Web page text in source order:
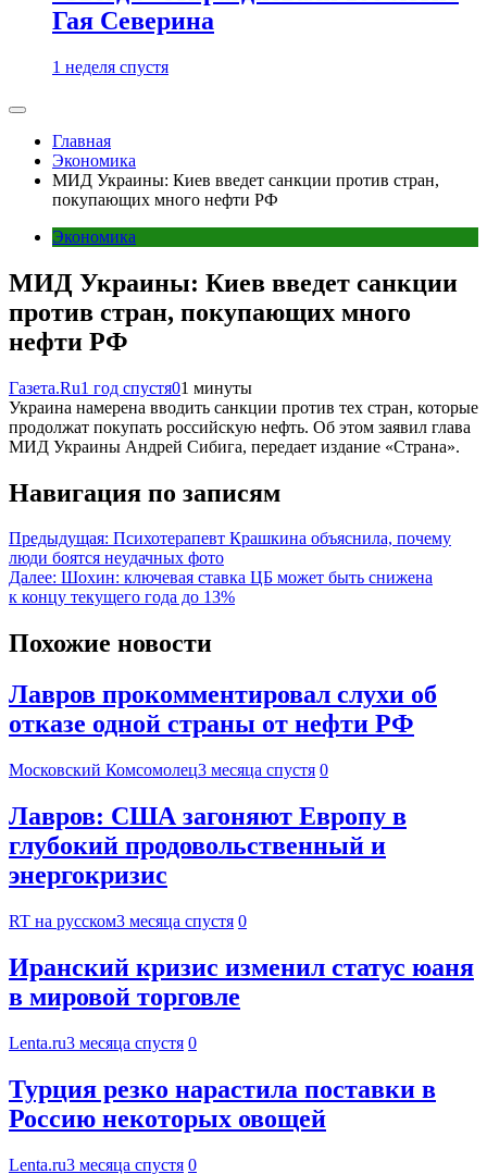
Гая Северина
1 неделя спустя
Главная
Экономика
МИД Украины: Киев введет санкции против стран,
покупающих много нефти РФ
Экономика
МИД Украины: Киев введет санкции
против стран, покупающих много
нефти РФ
Газета.Ru1 год спустя01 минуты
Украина намерена вводить санкции против тех стран, которые
продолжат покупать российскую нефть. Об этом заявил глава
МИД Украины Андрей Сибига, передает издание «Страна».
Навигация по записям
Предыдущая: Психотерапевт Крашкина объяснила, почему
люди боятся неудачных фото
Далее: Шохин: ключевая ставка ЦБ может быть снижена
к концу текущего года до 13%
Похожие новости
Лавров прокомментировал слухи об
отказе одной страны от нефти РФ
Московский Комсомолец3 месяца спустя 0
Лавров: США загоняют Европу в
глубокий продовольственный и
энергокризис
RT на русском3 месяца спустя 0
Иранский кризис изменил статус юаня
в мировой торговле
Lenta.ru3 месяца спустя 0
Турция резко нарастила поставки в
Россию некоторых овощей
Lenta.ru3 месяца спустя 0